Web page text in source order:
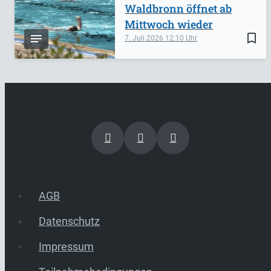
bookmark_border
7. Juli 2026 12:10
Waldbronn öffnet ab
Mittwoch wieder
AGB
Datenschutz
Impressum